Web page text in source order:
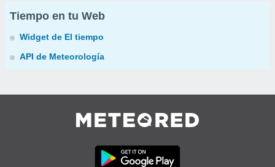
Tiempo en tu Web
Widget de El tiempo
API de Meteorología